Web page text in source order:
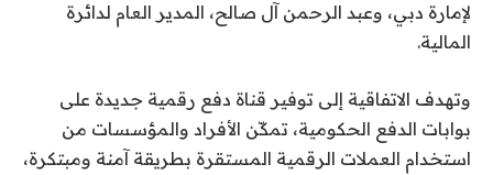
لإمارة دبي، وعبد الرحمن آل صالح، المدير العام لدائرة
المالية.
وتهدف الاتفاقية إلى توفير قناة دفع رقمية جديدة على
بوابات الدفع الحكومية، تمكّن الأفراد والمؤسسات من
استخدام العملات الرقمية المستقرة بطريقة آمنة ومبتكرة،